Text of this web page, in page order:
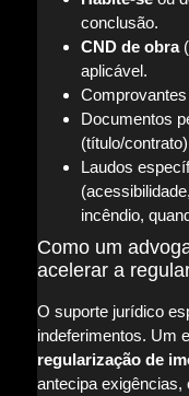
conclusão.
CND de obra
aplicável.
Documentos
(título/
Laudos
incêndio,
Como um
acelerar a
O suporte jurídico
indeferimentos. Um
regularização de
antecipa exigências,